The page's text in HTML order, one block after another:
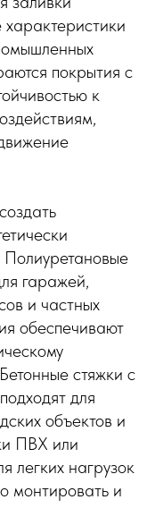
покрытия с
к
Полиуретановые
гаражей,
и частных
обеспечивают
стяжки с
для
объектов и
ПВХ или
легких нагрузок
монтировать и